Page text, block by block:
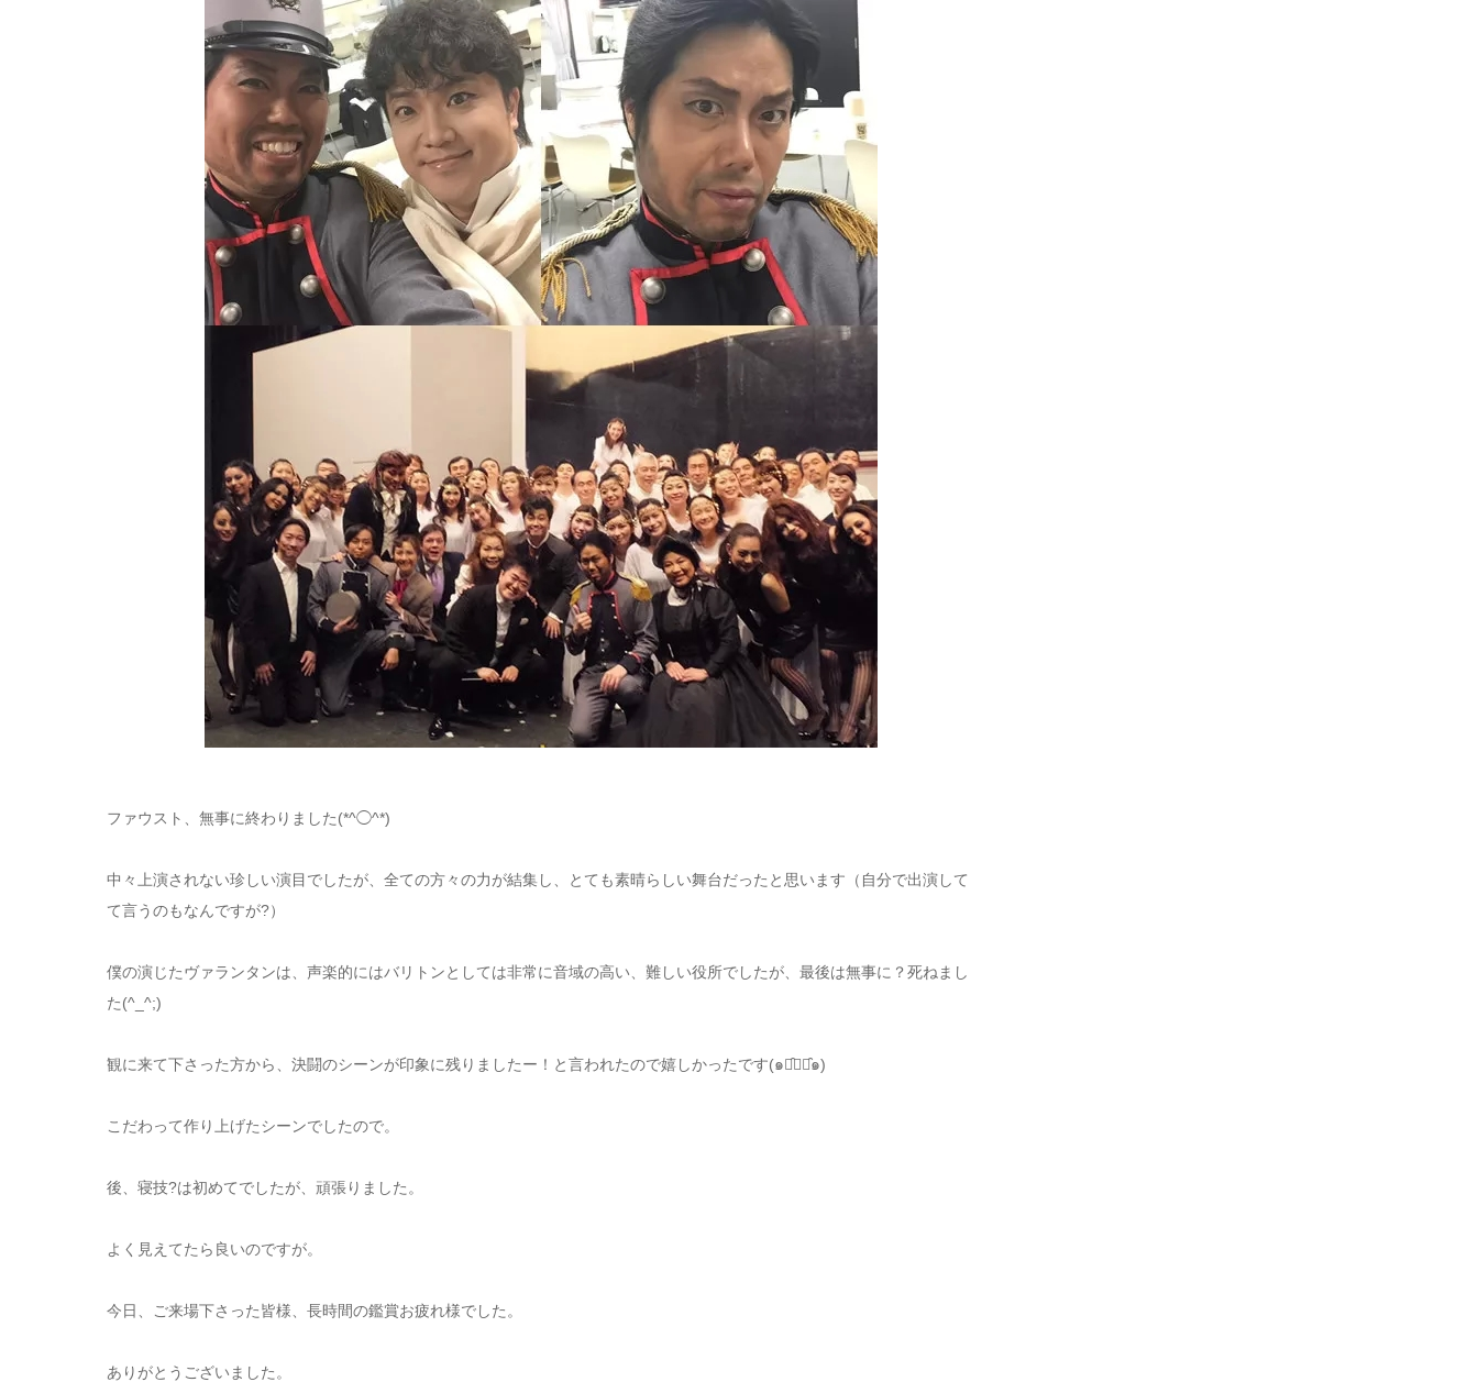
ファウスト、無事に終わりました(*^◯^*)
中々上演されない珍しい演目でしたが、全ての方々の力が結集し、とても素晴らしい舞台だったと思います（自分で出演して
て言うのもなんですが?）
僕の演じたヴァランタンは、声楽的にはバリトンとしては非常に音域の高い、難しい役所でしたが、最後は無事に？死ねまし
た(^_^;)
観に来て下さった方から、決闘のシーンが印象に残りましたー！と言われたので嬉しかったです(๑･̑◡･̑๑)
こだわって作り上げたシーンでしたので。
後、寝技?は初めてでしたが、頑張りました。
よく見えてたら良いのですが。
今日、ご来場下さった皆様、長時間の鑑賞お疲れ様でした。
ありがとうございました。